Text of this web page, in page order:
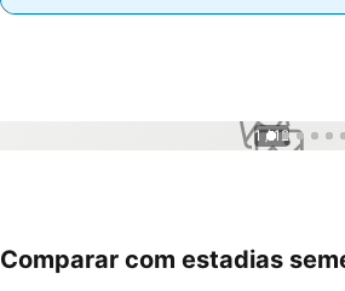
1 / 12
Comparar com estadias